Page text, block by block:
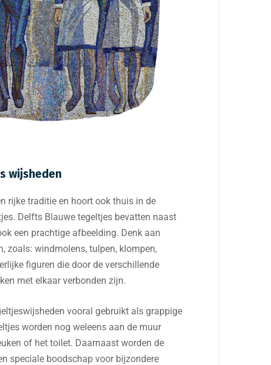
wijsheden
rijke traditie en hoort ook thuis in de
Delfts Blauwe tegeltjes bevatten naast
een prachtige afbeelding. Denk aan
zoals: windmolens, tulpen, klompen,
figuren die door de verschillende
met elkaar verbonden zijn.
vooral gebruikt als grappige
worden nog weleens aan de muur
of het toilet. Daarnaast worden de
speciale boodschap voor bijzondere